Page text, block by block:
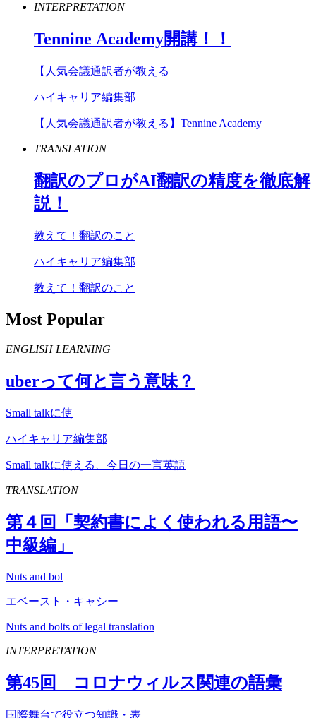
INTERPRETATION
Tennine Academy開講！！
【人気会議通訳者が教える
ハイキャリア編集部
【人気会議通訳者が教える】Tennine Academy
TRANSLATION
翻訳のプロがAI翻訳の精度を徹底解
説！
教えて！翻訳のこと
ハイキャリア編集部
教えて！翻訳のこと
Most Popular
ENGLISH LEARNING
uberって何と言う意味？
Small talkに使
ハイキャリア編集部
Small talkに使える、今日の一言英語
TRANSLATION
第４回「契約書によく使われる用語〜
中級編」
Nuts and bol
エベースト・キャシー
Nuts and bolts of legal translation
INTERPRETATION
第45回 コロナウィルス関連の語彙
国際舞台で役立つ知識・表